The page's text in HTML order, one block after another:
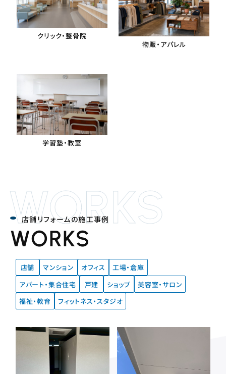
クリック・整骨院
物販・アパレル
学習塾・教室
WORKS
店舗リフォームの施工事例
WORKS
店舗 マンション オフィス
工場・倉庫
アパート・集合住宅
戸建 ショップ
美容室・サロン
福祉・教育
フィットネス・スタジオ